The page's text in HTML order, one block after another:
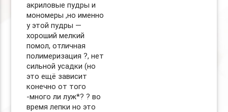
акриловые пудры и
мономеры ,но именно
у этой пудры —
хороший мелкий
помол, отличная
полимеризация ?, нет
сильной усадки (но
это ещё зависит
конечно от того
-много ли луж*? ? во
время лепки но это